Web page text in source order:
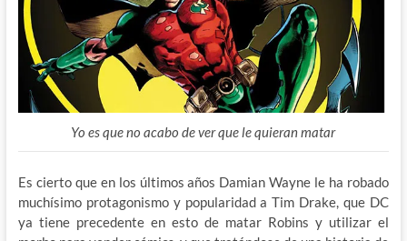
Yo es que no acabo de ver que le quieran matar
Es cierto que en los últimos años Damian Wayne le ha robado
muchísimo protagonismo y popularidad a Tim Drake, que DC
ya tiene precedente en esto de matar Robins y utilizar el